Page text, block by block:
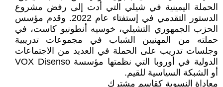
الحملة اليمينية في شيلي التي أدت إلى رفض مشروع
الدستور التقدمي في إستفتاء عام 2022. وقدم مؤسس
الحزب الجمهوري التشيلي، خوسيه أنطونيو كاست، في
حملته من المهنيين الشباب في مجموعات تدريبية
وجلسات تدريب على الحملة في العديد من الاجتماعات
الدولية في أوروبا التي نظمتها مؤسسة VOX Disenso
أو الشبكة السياسية للقيم.
معاداة النسوية كقاسم مشترك